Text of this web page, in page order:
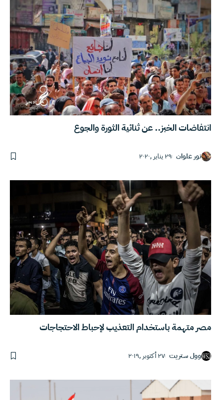
انتفاضات الخبز.. عن ثنائية الثورة والجوع
نور علوان ٢٩ يناير ,٢٠٢٠
مصر متهمة باستخدام التعذيب لإحباط الاحتجاجات
وول ستريت ٢٧ أكتوبر ,٢٠١٩